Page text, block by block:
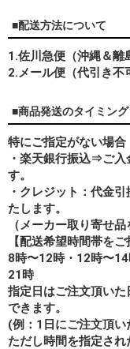
■配送方法について
1.佐川急便（沖縄＆離
2.メール便（代引き不
■商品発送のタイミング
特にご指定がない場合
・楽天銀行振込⇒ご
す。
・クレジット：代金
たします。
（メーカー取り寄せ品
【配送希望時間帯をご
8時〜12時・12時〜
21時
指定日はご注文頂い
できます。
(例：1日にご注文頂
ただし時間を指定さ